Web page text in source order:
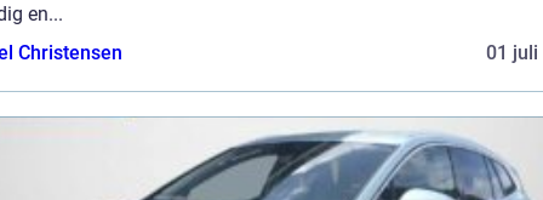
en...
Christensen
01 juli